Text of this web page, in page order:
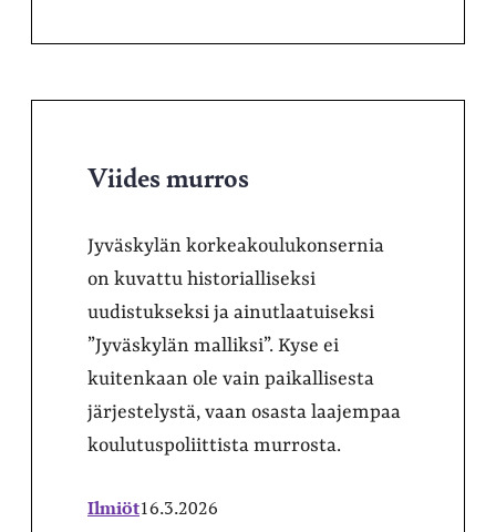
Viides murros
Jyväskylän korkeakoulukonsernia
on kuvattu historialliseksi
uudistukseksi ja ainutlaatuiseksi
”Jyväskylän malliksi”. Kyse ei
kuitenkaan ole vain paikallisesta
järjestelystä, vaan osasta laajempaa
koulutuspoliittista murrosta.
Ilmiöt16.3.2026